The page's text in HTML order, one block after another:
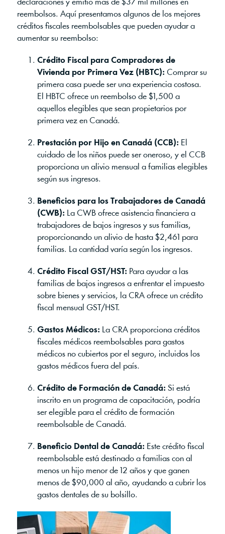
declaraciones y emitió más de $37 mil millones en
reembolsos. Aquí presentamos algunos de los mejores
créditos fiscales reembolsables que pueden ayudar a
aumentar su reembolso:
Crédito Fiscal para Compradores de
Vivienda por Primera Vez (HBTC): Comprar su
primera casa puede ser una experiencia costosa.
El HBTC ofrece un reembolso de $1,500 a
aquellos elegibles que sean propietarios por
primera vez en Canadá.
Prestación por Hijo en Canadá (CCB): El
cuidado de los niños puede ser oneroso, y el CCB
proporciona un alivio mensual a familias elegibles
según sus ingresos.
Beneficios para los Trabajadores de Canadá
(CWB): La CWB ofrece asistencia financiera a
trabajadores de bajos ingresos y sus familias,
proporcionando un alivio de hasta $2,461 para
familias. La cantidad varía según los ingresos.
Crédito Fiscal GST/HST: Para ayudar a las
familias de bajos ingresos a enfrentar el impuesto
sobre bienes y servicios, la CRA ofrece un crédito
fiscal mensual GST/HST.
Gastos Médicos: La CRA proporciona créditos
fiscales médicos reembolsables para gastos
médicos no cubiertos por el seguro, incluidos los
gastos médicos fuera del país.
Crédito de Formación de Canadá: Si está
inscrito en un programa de capacitación, podría
ser elegible para el crédito de formación
reembolsable de Canadá.
Beneficio Dental de Canadá: Este crédito fiscal
reembolsable está destinado a familias con al
menos un hijo menor de 12 años y que ganen
menos de $90,000 al año, ayudando a cubrir los
gastos dentales de su bolsillo.